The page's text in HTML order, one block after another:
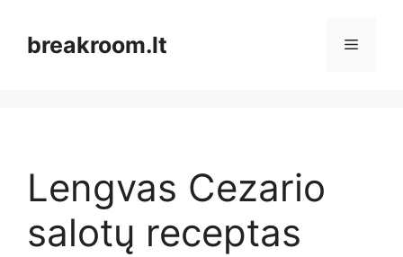
turiniobreakroom.lt Meniu
Lengvas Cezario
salotų receptas